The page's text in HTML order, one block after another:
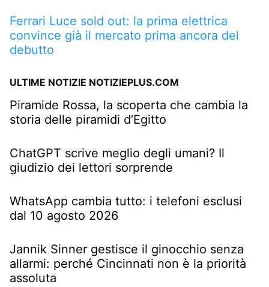
Ferrari Luce sold out: la prima elettrica
convince già il mercato prima ancora del
debutto
ULTIME NOTIZIE NOTIZIEPLUS.COM
Piramide Rossa, la scoperta che cambia la
storia delle piramidi d’Egitto
ChatGPT scrive meglio degli umani? Il
giudizio dei lettori sorprende
WhatsApp cambia tutto: i telefoni esclusi
dal 10 agosto 2026
Jannik Sinner gestisce il ginocchio senza
allarmi: perché Cincinnati non è la priorità
assoluta